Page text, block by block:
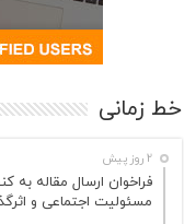
خط زمانی
2 روز پیش
فراخوان ارسال مقاله به
مسئولیت اجتماعی و